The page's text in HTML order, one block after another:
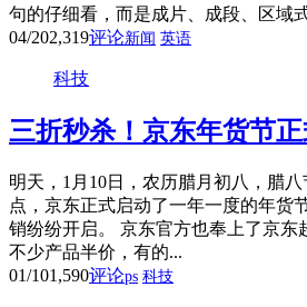
句的仔细看，而是成片、成段、区域
04/202,319评论新闻 英语
科技
三折秒杀！京东年货节
明天，1月10日，农历腊月初八，腊
点，京东正式启动了一年一度的年货
销纷纷开启。 京东官方也奉上了京东
不少产品半价，有的...
01/101,590评论ps 科技